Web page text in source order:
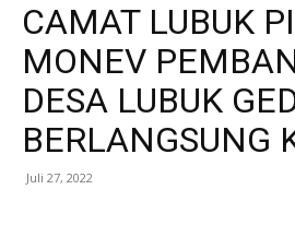
CAMAT LUBUK
MONEV
DESA LUBUK
BERLANGSUNG
Juli 27, 2022